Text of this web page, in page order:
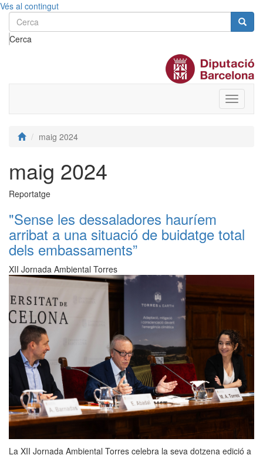
Vés al contingut
Cerca
Toggle
menu
maig 2024
maig 2024
Reportatge
"Sense les dessaladores hauríem
arribat a una situació de buidatge total
dels embassaments”
XII Jornada Ambiental Torres
La XII Jornada Ambiental Torres celebra la seva dotzena edició a